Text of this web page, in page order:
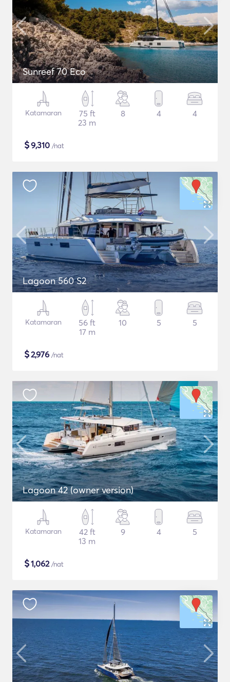
Sunreef 70 Eco
Katamaran
75 ft
23 m
8 4 4
$9,310 /nat
Lagoon 560 S2
Katamaran
56 ft
17 m
10 5 5
$2,976 /nat
Lagoon 42 (owner version)
Katamaran
42 ft
13 m
9 4 5
$1,062/nat